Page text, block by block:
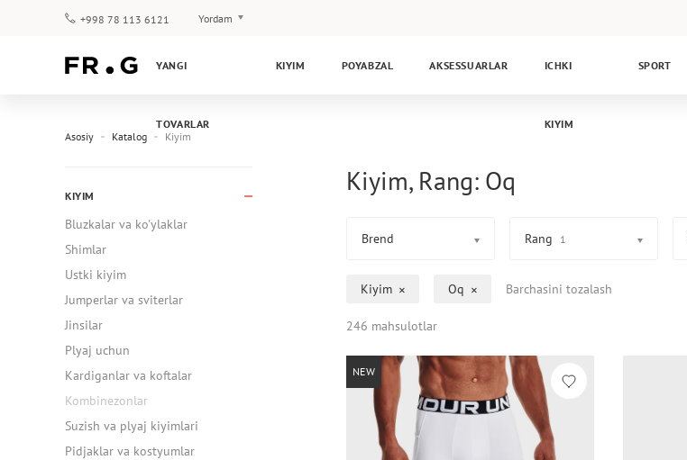
+998 78 113 6121 Yordam
Kafolat
YANGI
TOVARLAR
KIYIM POYABZAL AKSESSUARLAR ICHKI
KIYIM
SPORT
Asosiy Katalog Kiyim
KIYIM
Bluzkalar va ko'ylaklar
Shimlar
Ustki kiyim
Jumperlar va sviterlar
Jinsilar
Plyaj uchun
Kardiganlar va koftalar
Kombinezonlar
Suzish va plyaj kiyimlari
Pidjaklar va kostyumlar
Kiyim, Rang: Oq
Brend Rang 1
Kiyim Oq Barchasini tozalash
246 mahsulotlar
NEW